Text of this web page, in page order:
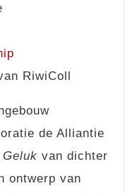
RiwiColl
de Alliantie
Geluk van dichter
ontwerp van